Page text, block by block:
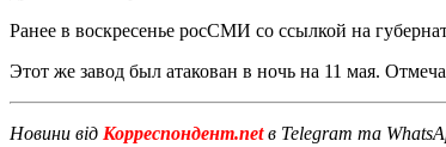
Ранее в воскресенье росСМИ со ссылкой на
Этот же завод был атакован в ночь на 11 мая.
Новини від Корреспондент.netв Telegram та